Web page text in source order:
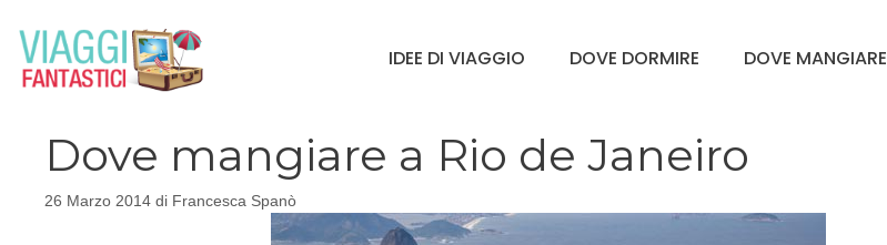
contenuto
IDEE DI VIAGGIO DOVE DORMIRE DOVE MANGIARE
Dove mangiare a Rio de Janeiro
26 Marzo 2014 di Francesca Spanò